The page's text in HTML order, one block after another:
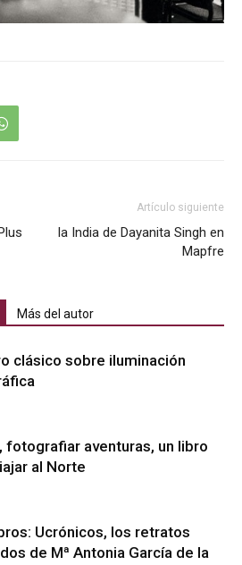
Artículo siguiente
la India de Dayanita Singh en
Mapfre
Más del autor
clásico sobre iluminación
fotografiar aventuras, un libro
al Norte
Ucrónicos, los retratos
de Mª Antonia García de la